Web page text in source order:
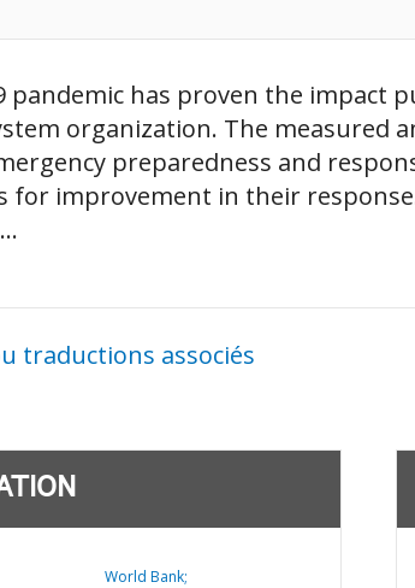
pandemic has proven the
organization. The measured
preparedness and
improvement in their
traductions associés
World Bank;